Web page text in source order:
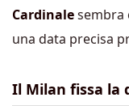
Cardinalesembra
una data precisa
Il Milan fissa la